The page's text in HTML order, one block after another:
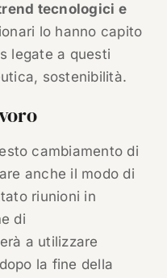
tecnologici e
lo hanno capito
legate a questi
sostenibilità.
cambiamento di
anche il modo di
riunioni in
di
a utilizzare
la fine della